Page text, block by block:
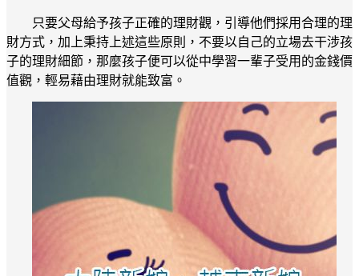
只要父母給予孩子正確的理財觀，引導他們採用合理的理
財方式，加上秉持上述這些原則，不要以自己的立場去干涉孩
子的理財細節，那麼孩子便可以從中學習一輩子受用的金錢價
值觀，輕易藉由理財就能致富。